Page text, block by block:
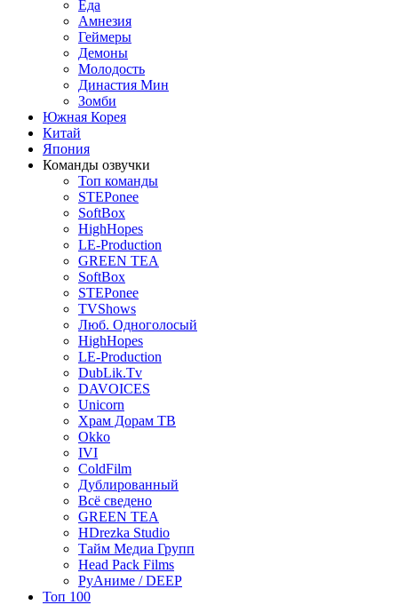
Еда
Амнезия
Геймеры
Демоны
Молодость
Династия Мин
Зомби
Южная Корея
Китай
Япония
Команды озвучки
Топ команды
STEPonee
SoftBox
HighHopes
LE-Production
GREEN TEA
SoftBox
STEPonee
TVShows
Люб. Одноголосый
HighHopes
LE-Production
DubLik.Tv
DAVOICES
Unicorn
Храм Дорам ТВ
Okko
IVI
ColdFilm
Дублированный
Всё сведено
GREEN TEA
HDrezka Studio
Тайм Медиа Групп
Head Pack Films
РуАниме / DEEP
Топ 100